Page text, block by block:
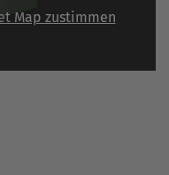
Map zustimmen